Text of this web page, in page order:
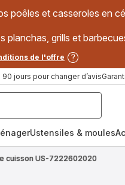
poêles et casseroles en
planchas, grills et
de l'offre
90 jours pour changer d’avis
Ustensiles & moules
cuisson US-7222602020